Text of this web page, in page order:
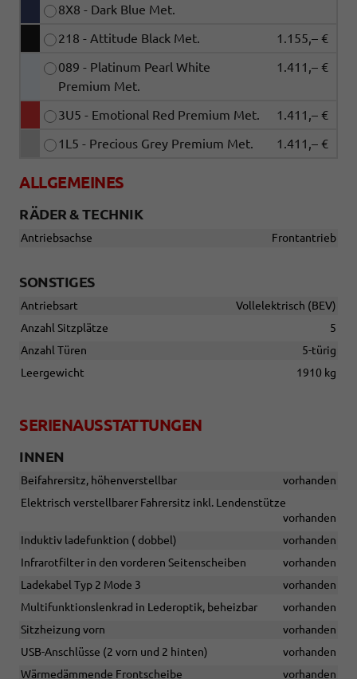
8X8 - Dark Blue Met.
218 - Attitude Black Met.
1.155,– €
089 - Platinum Pearl White
Premium Met.
1.411,– €
3U5 - Emotional Red Premium Met.
1.411,– €
1L5 - Precious Grey Premium Met.
1.411,– €
ALLGEMEINES
RÄDER & TECHNIK
Antriebsachse Frontantrieb
SONSTIGES
Antriebsart
Vollelektrisch (BEV)
Anzahl Sitzplätze
5
Anzahl Türen
5-türig
Leergewicht
1910 kg
SERIENAUSSTATTUNGEN
INNEN
Beifahrersitz, höhenverstellbar
vorhanden
Elektrisch verstellbarer Fahrersitz inkl. Lendenstütze
vorhanden
Induktiv ladefunktion ( dobbel)
vorhanden
Infrarotfilter in den vorderen Seitenscheiben
vorhanden
Ladekabel Typ 2 Mode 3
vorhanden
Multifunktionslenkrad in Lederoptik, beheizbar
vorhanden
Sitzheizung vorn
vorhanden
USB-Anschlüsse (2 vorn und 2 hinten)
vorhanden
Wärmedämmende Frontscheibe
vorhanden